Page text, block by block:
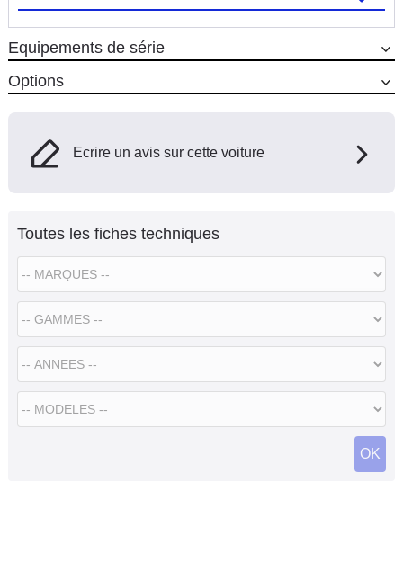
Equipements de série
Options
Ecrire un avis sur cette voiture
Toutes les fiches techniques